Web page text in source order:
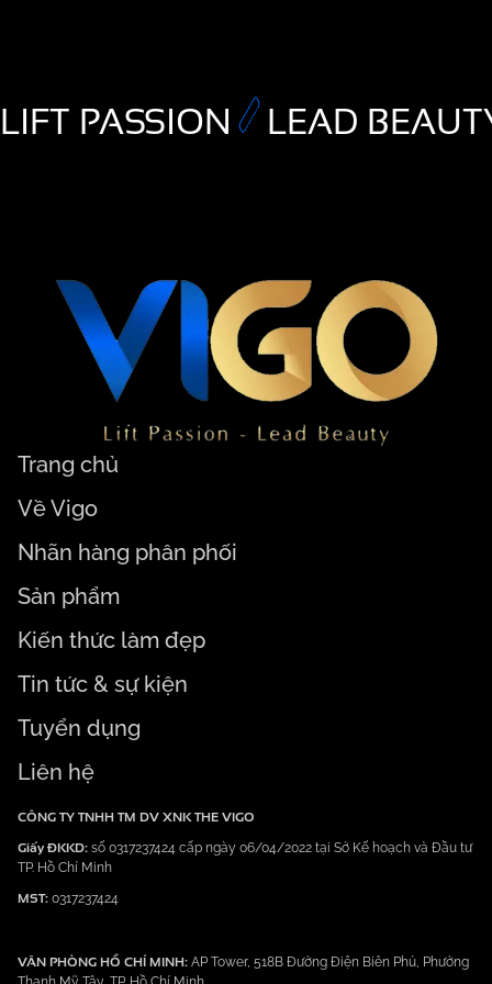
LIFT PASSION LEAD
Trang chủ
Về Vigo
Nhãn hàng phân phối
Sản phẩm
Kiến thức làm đẹp
Tin tức & sự kiện
Tuyển dụng
Liên hệ
CÔNG TY TNHH TM DV XNK THE VIGO
Giấy ĐKKD: số 0317237424 cấp ngày 06/04/2022 tại Sở Kế hoạch và Đầu tư
TP. Hồ Chí Minh
MST: 0317237424
VĂN PHÒNG HỒ CHÍ MINH: AP Tower, 518B Đường Điện Biên Phủ, Phường